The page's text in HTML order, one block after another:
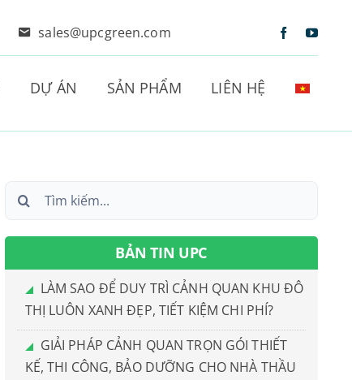
sales@upcgreen.com
DỰ ÁN SẢN PHẨM LIÊN HỆ
Search
BẢN TIN UPC
LÀM SAO ĐỂ DUY TRÌ CẢNH QUAN KHU ĐÔ
THỊ LUÔN XANH ĐẸP, TIẾT KIỆM CHI PHÍ?
GIẢI PHÁP CẢNH QUAN TRỌN GÓI THIẾT
KẾ, THI CÔNG, BẢO DƯỠNG CHO NHÀ THẦU